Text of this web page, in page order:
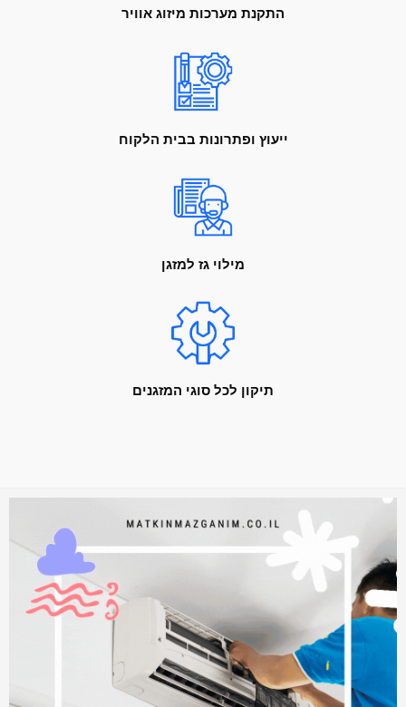
התקנת מערכות מיזוג אוויר
ייעוץ ופתרונות בבית הלקוח
מילוי גז למזגן
תיקון לכל סוגי המזגנים